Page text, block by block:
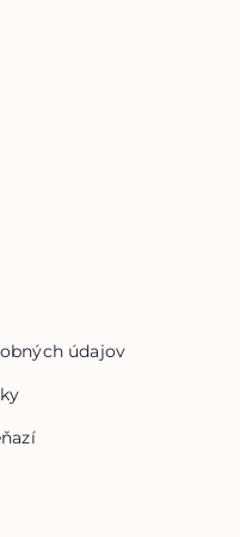
údajov